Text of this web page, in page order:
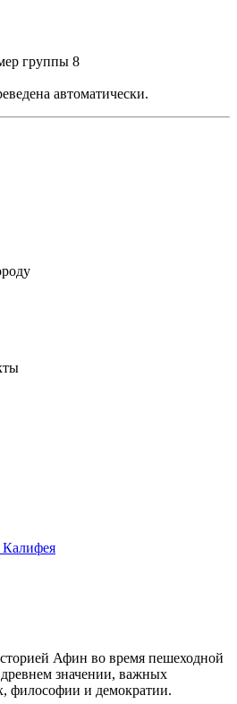
группы 8
автоматически.
Калифея
Афин во время пешеходной
значении, важных
философии и демократии.